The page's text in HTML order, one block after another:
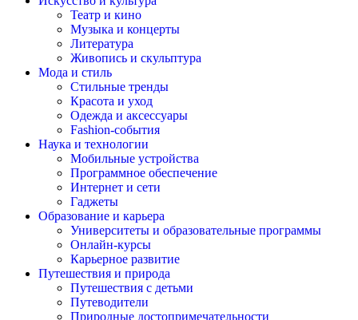
Театр и кино
Музыка и концерты
Литература
Живопись и скульптура
Мода и стиль
Стильные тренды
Красота и уход
Одежда и аксессуары
Fashion-события
Наука и технологии
Мобильные устройства
Программное обеспечение
Интернет и сети
Гаджеты
Образование и карьера
Университеты и образовательные программы
Онлайн-курсы
Карьерное развитие
Путешествия и природа
Путешествия с детьми
Путеводители
Природные достопримечательности